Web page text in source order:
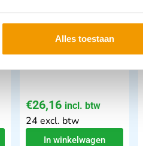
Alles toestaan
Accu-Chek Performa
€26,16 incl. btw
24 excl. btw
In winkelwagen